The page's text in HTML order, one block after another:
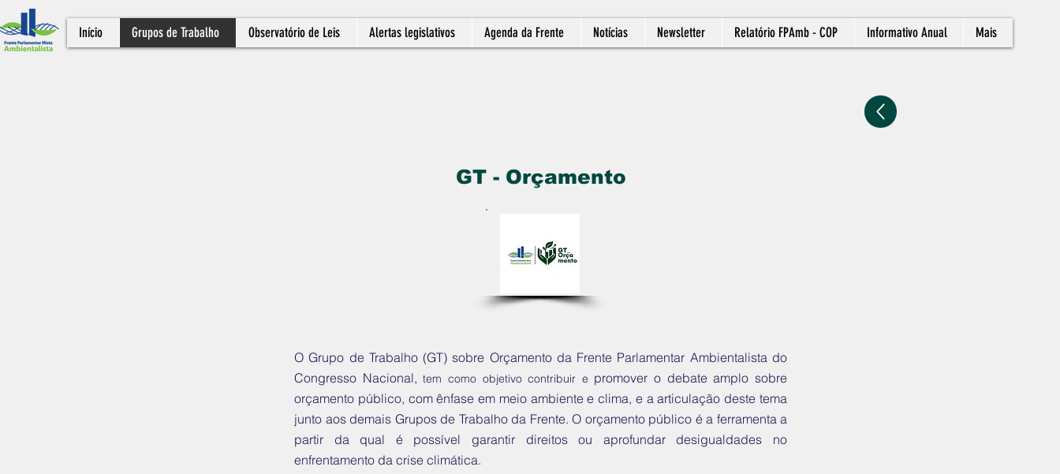
Início Grupos de Trabalho Observatório de Leis Alertas legislativos Agenda da Frente Notícias Newsletter Relatório FPAmb - COP Informativo Anual Mais
GT - Orçamento
O Grupo de Trabalho (GT) sobre Orçamento da Frente Parlamentar Ambientalista do
Congresso Nacional, tem como objetivo contribuir e promover o debate amplo sobre
orçamento público, com ênfase em meio ambiente e clima, e a articulação deste tema
junto aos demais Grupos de Trabalho da Frente. O orçamento público é a ferramenta a
partir da qual é possível garantir direitos ou aprofundar desigualdades no
enfrentamento da crise climática.